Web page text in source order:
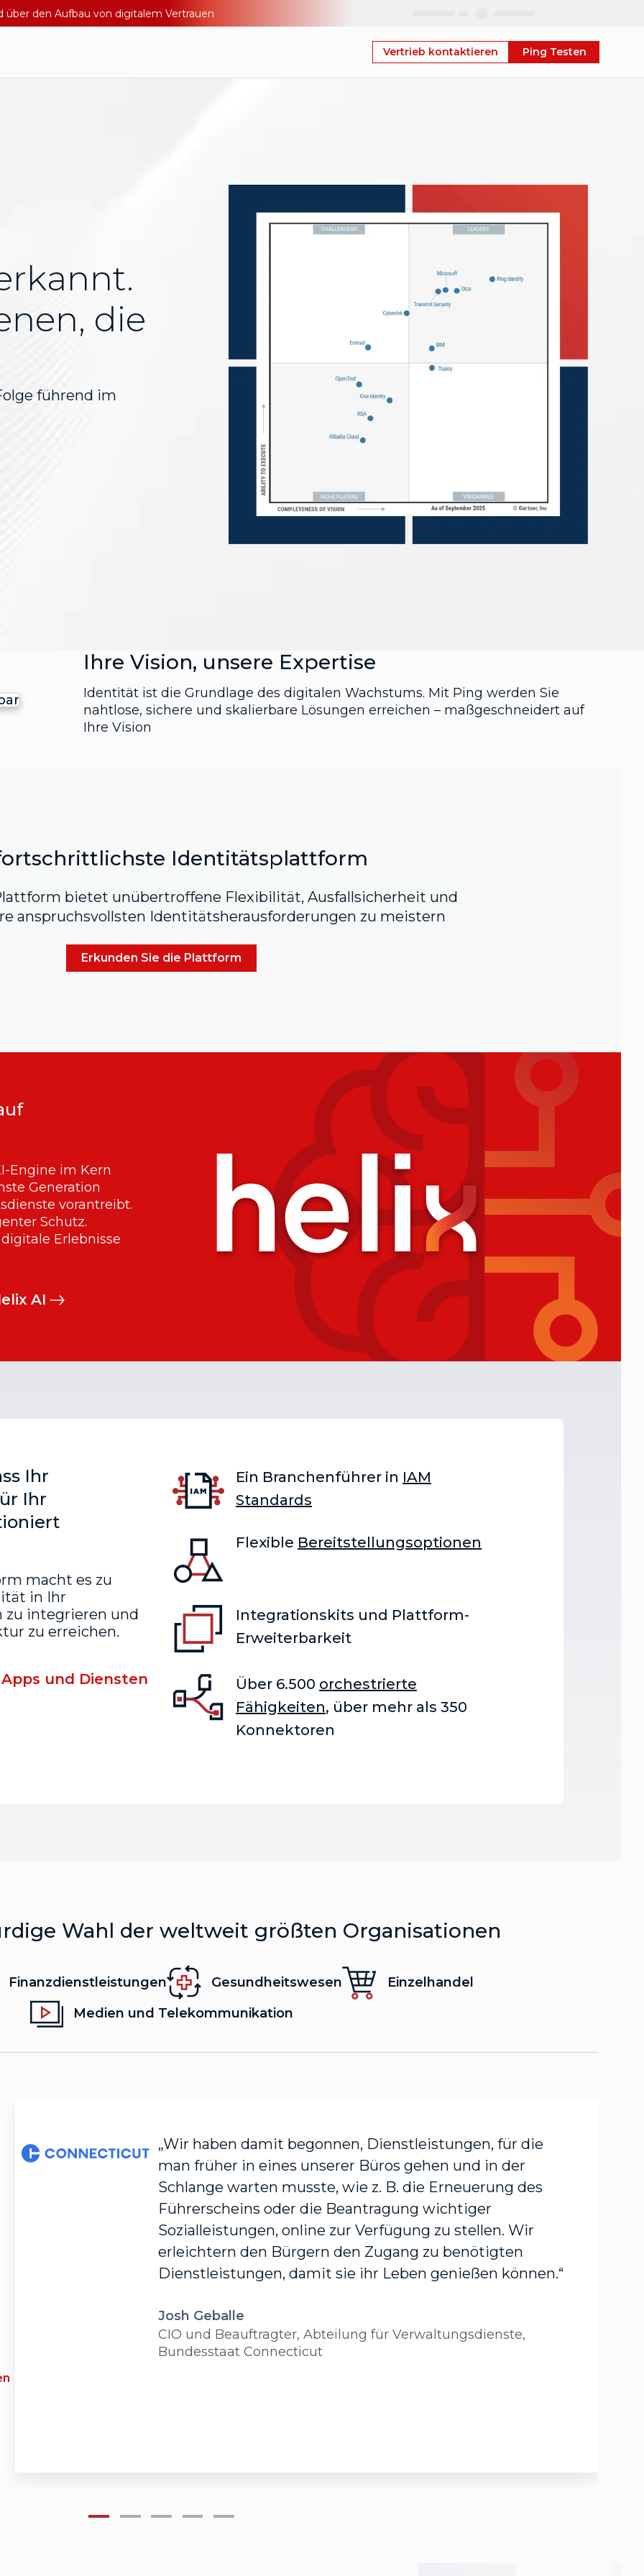
den Aufbau von digitalem Vertrauen
Vertrieb kontaktieren Ping Testen
die
führend im
Ihre Vision, unsere Expertise
Identität ist die Grundlage des digitalen Wachstums. Mit Ping werden Sie
nahtlose, sichere und skalierbare Lösungen erreichen – maßgeschneidert auf
Ihre Vision
Identitätsplattform
bietet unübertroffene Flexibilität, Ausfallsicherheit und
anspruchsvollsten Identitätsherausforderungen zu meistern
Erkunden Sie die Plattform
Engine im Kern
Generation
vorantreibt.
Schutz.
Erlebnisse
AI
Ihr
Ihr
macht es zu
in Ihr
zu integrieren und
zu erreichen.
und Diensten
Ein Branchenführer in IAM
Standards
Flexible Bereitstellungsoptionen
Integrationskits und Plattform-
Erweiterbarkeit
Über 6.500 orchestrierte
Fähigkeiten, über mehr als 350
Konnektoren
Wahl der weltweit größten Organisationen
Finanzdienstleistungen Gesundheitswesen
Einzelhandel
Medien und Telekommunikation
„Wir haben damit begonnen, Dienstleistungen, für die
man früher in eines unserer Büros gehen und in der
Schlange warten musste, wie z. B. die Erneuerung des
Führerscheins oder die Beantragung wichtiger
Sozialleistungen, online zur Verfügung zu stellen. Wir
erleichtern den Bürgern den Zugang zu benötigten
Dienstleistungen, damit sie ihr Leben genießen können.“
Josh Geballe
CIO und Beauftragter, Abteilung für Verwaltungsdienste,
Bundesstaat Connecticut